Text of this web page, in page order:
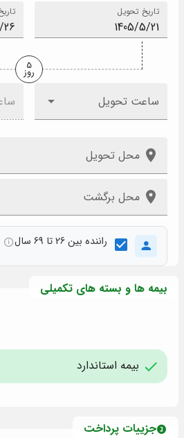
تاریخ تحویل
5
روز
ساعت تحویل
محل تحویل
محل برگشت
راننده بین 26 تا 69 سال
بیمه ها و بسته های تکمیلی
بیمه استاندارد
جزییات پرداخت